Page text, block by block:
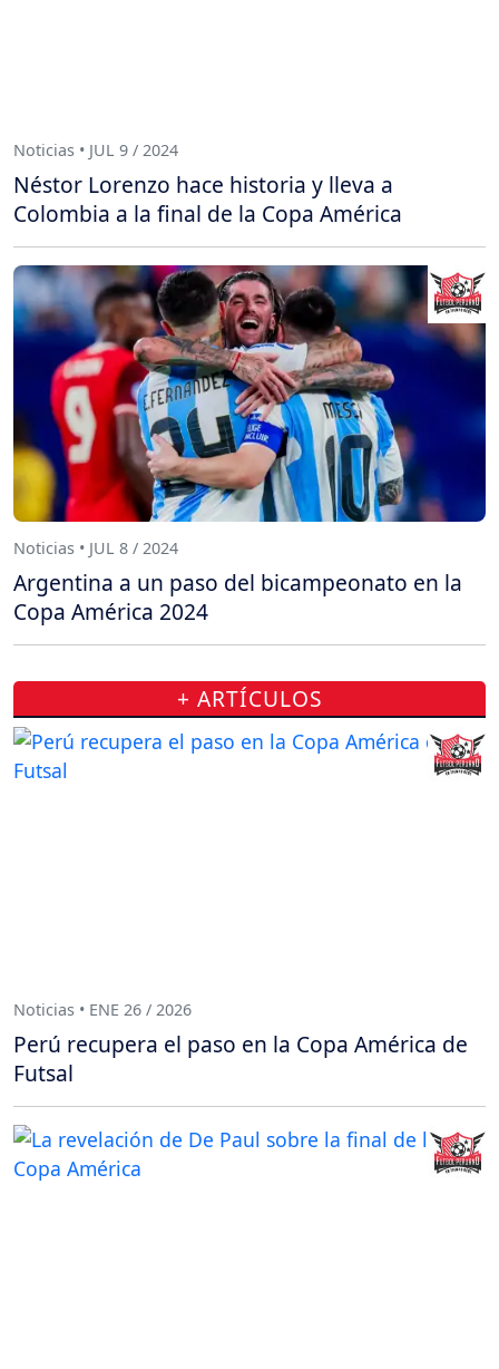
Noticias • JUL 9 / 2024
Néstor Lorenzo hace historia y lleva a
Colombia a la final de la Copa América
Noticias • JUL 8 / 2024
Argentina a un paso del bicampeonato en la
Copa América 2024
+ ARTÍCULOS
Noticias • ENE 26 / 2026
Perú recupera el paso en la Copa América de
Futsal